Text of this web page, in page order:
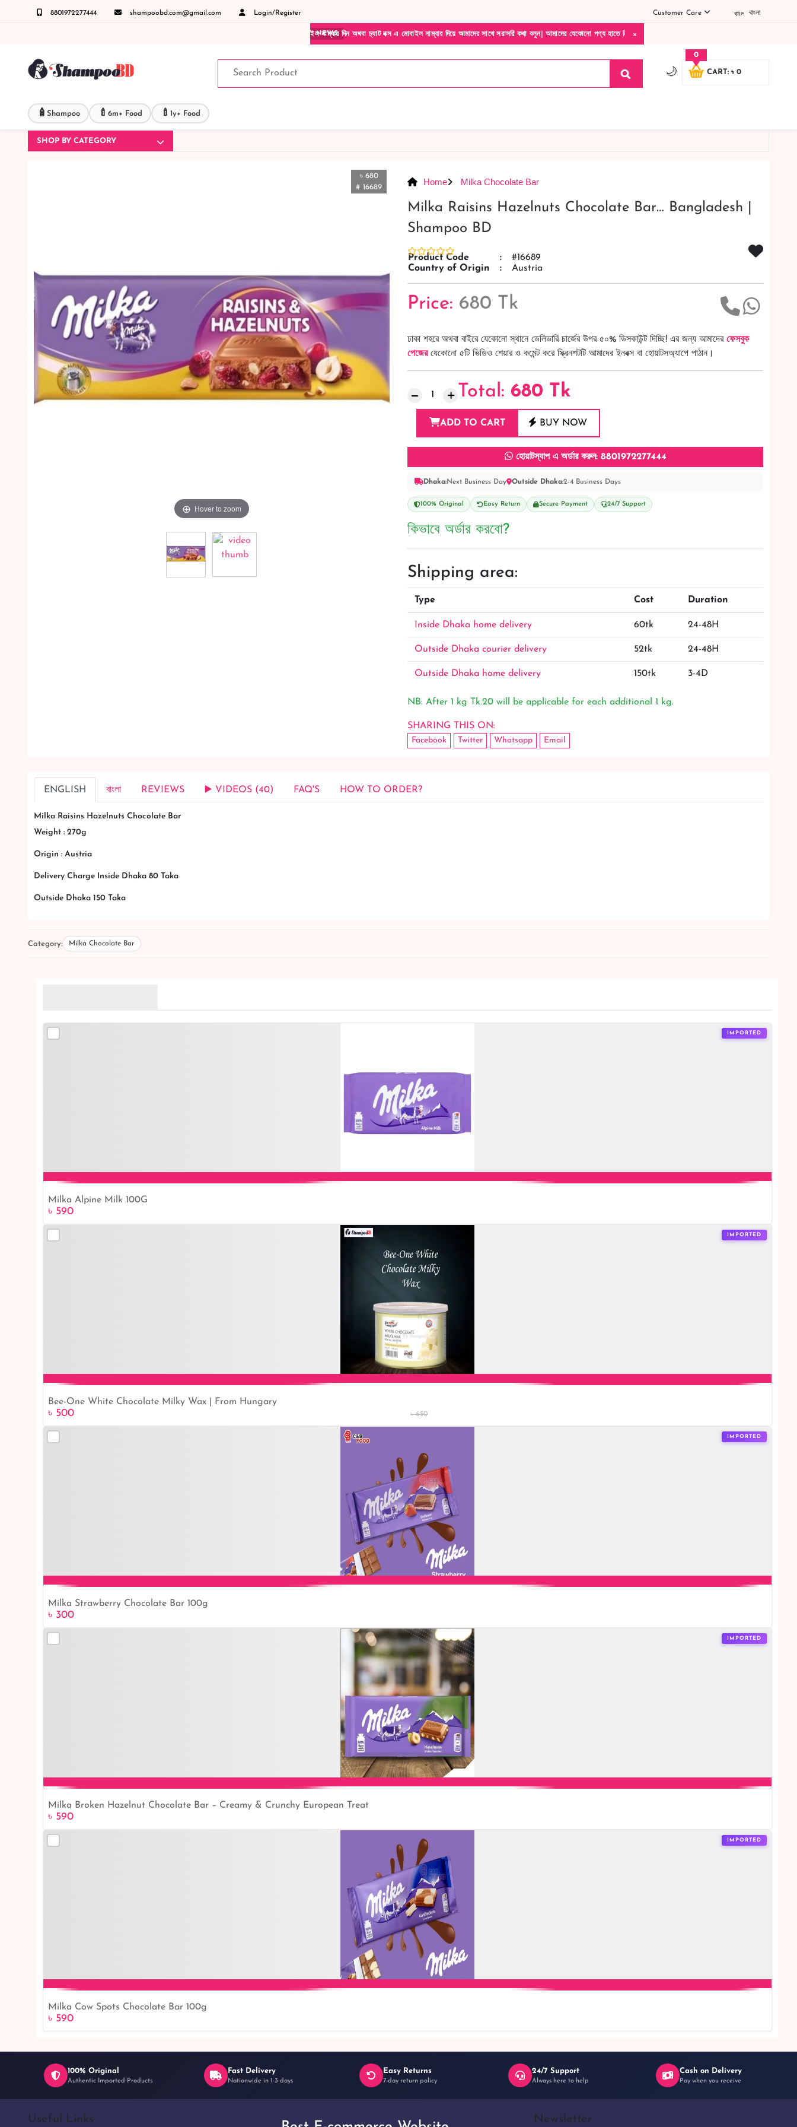
8801972277444 shampoobd.com@gmail.com Login/Register বাংলা
Customer Care
×
NEWS
কল করুনঃ ( IMO + Whatsapp ) +8801972277444 সহজে অর্ডার করতে প্রোডাক্ট পেজে আপনার মোবাইল নাম্বার দিন অথবা চ্যাট বক্স এ মোবাইল নাম্বার দিয়ে আমাদের সাথে সরাসরি কথা বলুন| আমাদের যেকোনো পণ্য হাতে নিয়ে দেখে টাকা দিবেন ডেলিভারি ম্যান চলে যাওয়ার পরে কোনরকম পণ্য
🌙 CART: ৳ 0
0
🧴 Shampoo 🍼 6m+ Food 🍼 1y+ Food
SHOP BY CATEGORY
৳ 680
# 16689
Hover to zoom
Home Milka Chocolate Bar
Milka Raisins Hazelnuts Chocolate Bar… Bangladesh |
Shampoo BD
Product Code :
#16689
Country of Origin
: Austria
Price: 680 Tk
ঢাকা শহরে অথবা বাইরে যেকোনো স্থানে ডেলিভারি চার্জের উপর ৫০% ডিসকাউন্ট দিচ্ছি! এর জন্য আমাদের ফেসবুক
পেজেরযেকোনো ৫টি ভিডিও শেয়ার ও কমেন্ট করে স্ক্রিনশটটি আমাদের ইনবক্স বা হোয়াটসঅ্যাপে পাঠান।
Total: 680 Tk
ADD TO CART BUY NOW
হোয়াটস্যাপ এ অর্ডার করুন: 8801972277444
Dhaka:Next Business Day Outside Dhaka:2-4 Business Days
100% Original Easy Return Secure Payment 24/7 Support
কিভাবে অর্ডার করবো?
Shipping area:
Type Cost Duration
Inside Dhaka home delivery 60tk 24-48H
Outside Dhaka courier delivery 52tk 24-48H
Outside Dhaka home delivery 150tk 3-4D
NB: After 1 kg Tk.20 will be applicable for each additional 1 kg.
SHARING THIS ON:
Facebook Twitter Whatsapp Email
ENGLISH বাংলা REVIEWS ▶️ VIDEOS (40) FAQ'S HOW TO ORDER?
Milka Raisins Hazelnuts Chocolate Bar
Weight : 270g
Origin : Austria
Delivery Charge Inside Dhaka 80 Taka
Outside Dhaka 150 Taka
Category: Milka Chocolate Bar
IMPORTED
Milka Alpine Milk 100G
৳ 590
IMPORTED
Bee-One White Chocolate Milky Wax | From Hungary
৳ 500 ৳ 650
IMPORTED
Milka Strawberry Chocolate Bar 100g
৳ 300
IMPORTED
Milka Broken Hazelnut Chocolate Bar – Creamy & Crunchy European Treat
৳ 590
IMPORTED
Milka Cow Spots Chocolate Bar 100g
৳ 590
100% Original
Authentic Imported Products
Fast Delivery
Nationwide in 1-3 days
Easy Returns
7-day return policy
24/7 Support
Always here to help
Cash on Delivery
Pay when you receive
Useful Links Newsletter